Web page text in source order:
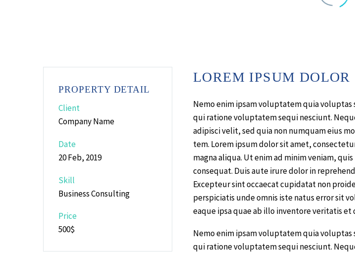
PROPERTY DETAIL
Client
Company Name
Date
20 Feb, 2019
Skill
Business Consulting
Price
500$
LOREM IPSUM DOLOR
Nemo enim ipsam voluptatem quia
qui ratione voluptatem sequi nesciunt.
adipisci velit, sed quia non numquam eius
tem. Lorem ipsum dolor sit amet,
magna aliqua. Ut enim ad minim veniam,
consequat. Duis aute irure dolor in
Excepteur sint occaecat cupidatat non
perspiciatis unde omnis iste natus error sit
eaque ipsa quae ab illo inventore veritatis
Nemo enim ipsam voluptatem quia
qui ratione voluptatem sequi nesciunt.